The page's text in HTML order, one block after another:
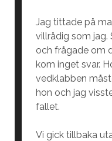
Jag tittade på
villrådig som jag.
och frågade om
kom inget svar.
vedklabben
hon och jag
fallet.
Vi gick tillbaka